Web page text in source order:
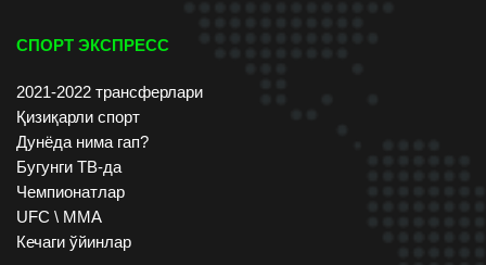
СПОРТ ЭКСПРЕСС
2021-2022 трансферлари
Қизиқарли спорт
Дунёда нима гап?
Бугунги ТВ-да
Чемпионатлар
UFC \ ММА
Кечаги ўйинлар